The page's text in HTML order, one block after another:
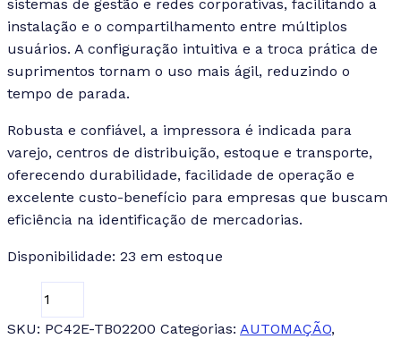
sistemas de gestão e redes corporativas, facilitando a
instalação e o compartilhamento entre múltiplos
usuários. A configuração intuitiva e a troca prática de
suprimentos tornam o uso mais ágil, reduzindo o
tempo de parada.
Robusta e confiável, a impressora é indicada para
varejo, centros de distribuição, estoque e transporte,
oferecendo durabilidade, facilidade de operação e
excelente custo-benefício para empresas que buscam
eficiência na identificação de mercadorias.
Disponibilidade: 23 em estoque
SKU: PC42E-TB02200 Categorias: AUTOMAÇÃO,